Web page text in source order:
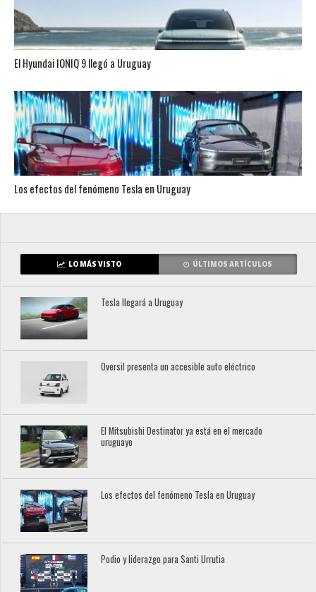
El Hyundai IONIQ 9 llegó a Uruguay
Los efectos del fenómeno Tesla en Uruguay
LO MÁS VISTO ÚLTIMOS ARTÍCULOS
Tesla llegará a Uruguay
Oversil presenta un accesible auto eléctrico
El Mitsubishi Destinator ya está en el mercado
uruguayo
Los efectos del fenómeno Tesla en Uruguay
Podio y liderazgo para Santi Urrutia